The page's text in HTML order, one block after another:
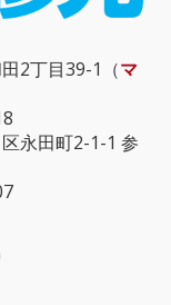
2丁目39-1（マ
永田町2-1-1 参